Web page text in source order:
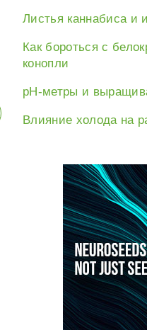
поиске:
Листья каннабиса и
Как бороться с
конопли
рН-метры и
Влияние холода на